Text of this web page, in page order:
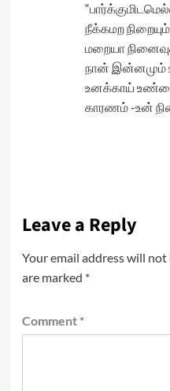
நீக்கமற
மறையா
நான் இன்னமும்
உனக்காய்
காரணம் -உன்
Leave a Reply
Your email address will not
are marked *
Comment *